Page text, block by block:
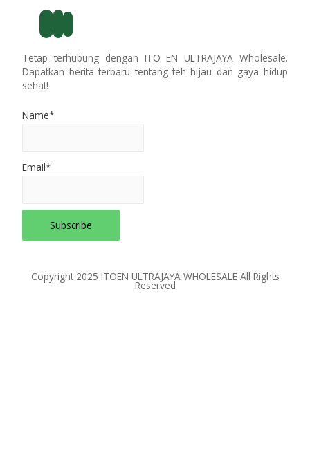
Tetap terhubung dengan ITO EN ULTRAJAYA Wholesale.
Dapatkan berita terbaru tentang teh hijau dan gaya hidup
sehat!
Name*
Email*
Copyright 2025 ITOEN ULTRAJAYA WHOLESALE All Rights
Reserved